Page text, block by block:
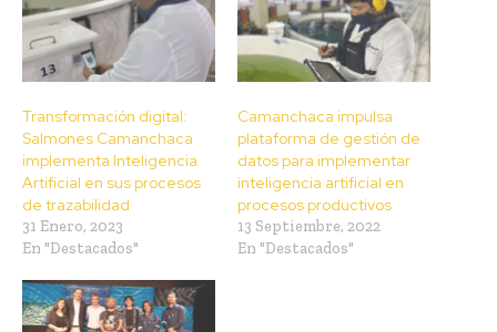
Transformación digital:
Salmones Camanchaca
implementa Inteligencia
Artificial en sus procesos
de trazabilidad
31 Enero, 2023
En "Destacados"
Camanchaca impulsa
plataforma de gestión de
datos para implementar
inteligencia artificial en
procesos productivos
13 Septiembre, 2022
En "Destacados"